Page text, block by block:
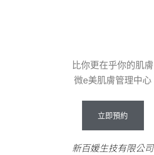
比你更在乎你的肌膚
微e美肌膚管理中心
立即預約
新百媛生技有限公司